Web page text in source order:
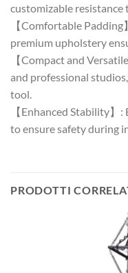
customizable
【Comfortable
premium upholstery
【Compact and
and professional
tool.
【Enhanced Stability
to ensure safety during
PRODOTTI